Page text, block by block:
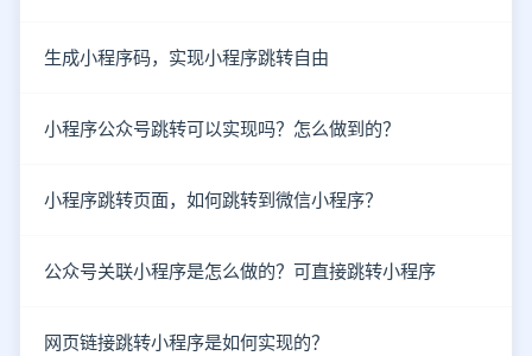
生成小程序码，实现小程序跳转自由
小程序公众号跳转可以实现吗？怎么做到的？
小程序跳转页面，如何跳转到微信小程序？
公众号关联小程序是怎么做的？可直接跳转小程序
网页链接跳转小程序是如何实现的？